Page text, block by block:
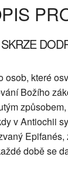
osob, které
Božího
v Antiochii
době se